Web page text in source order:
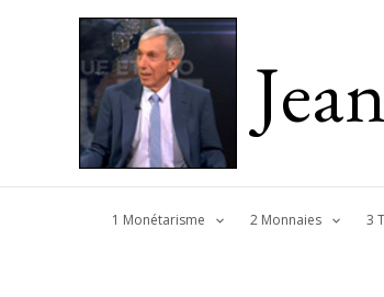
1 Monétarisme 2 Monnaies 3